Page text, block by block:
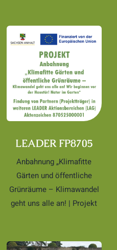
LEADER FP8705
Anbahnung „Klimafitte
Gärten und öffentliche
Grünräume – Klimawandel
geht uns alle an! | Projekt